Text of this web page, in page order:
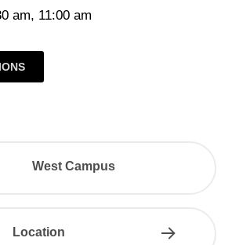
am, 11:00 am
West Campus
Location